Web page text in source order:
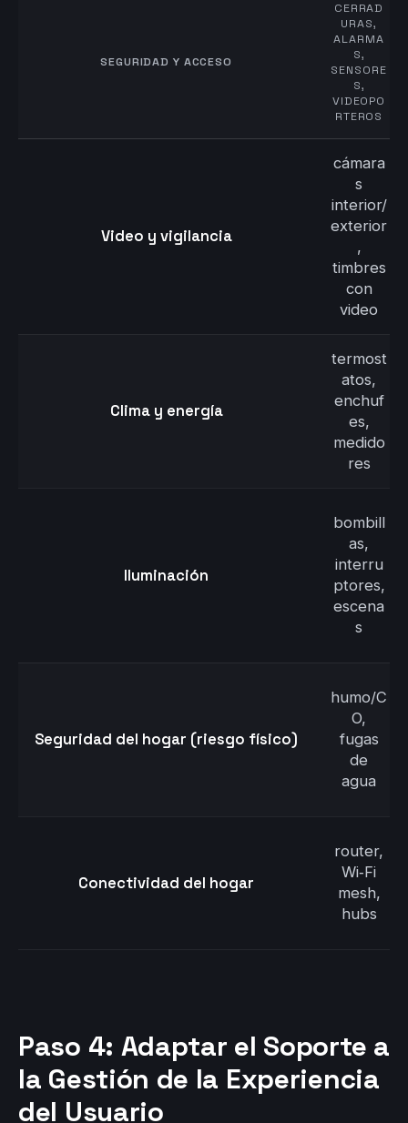
SEGURIDAD Y ACCESO
CERRAD
URAS,
ALARMA
S,
SENSORE
S,
VIDEOPO
RTEROS
Video y vigilancia
cámara
s
interior/
exterior
,
timbres
con
video
Clima y energía
termost
atos,
enchuf
es,
medido
res
Iluminación
bombill
as,
interru
ptores,
escena
s
Seguridad del hogar (riesgo físico)
humo/C
O,
fugas
de
agua
Conectividad del hogar
router,
Wi‑Fi
mesh,
hubs
Paso 4: Adaptar el Soporte a
la Gestión de la Experiencia
del Usuario